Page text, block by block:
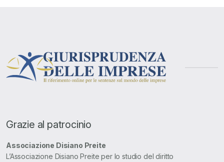
Grazie al patrocinio
Associazione Disiano Preite
L’Associazione Disiano Preite per lo studio del diritto